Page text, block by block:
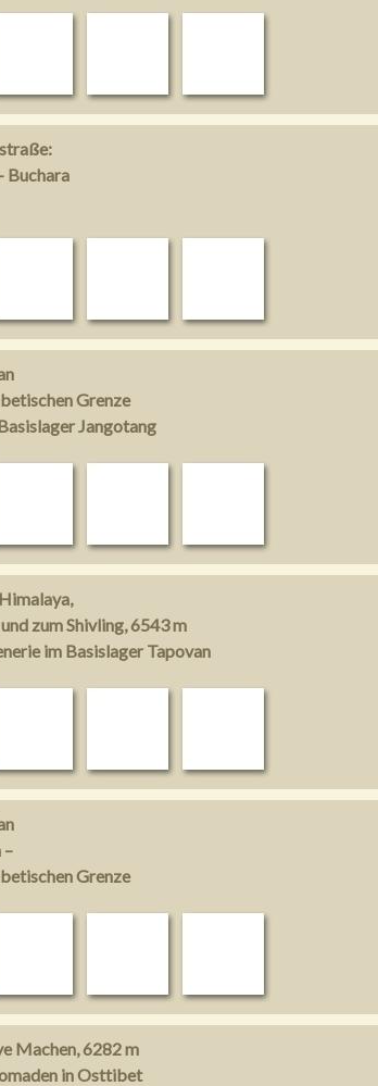
Buchara
Grenze
Jangotang
zum Shivling, 6543 m
im Basislager Tapovan
–
Grenze
Machen, 6282 m
in Osttibet